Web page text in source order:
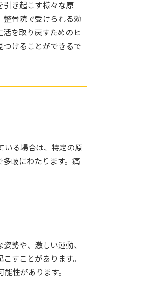
引き起こす様々な原
整骨院で受けられる効
を取り戻すためのヒ
つけることができるで
いる場合は、特定の原
岐にわたります。痛
勢や、激しい運動、
すことがあります。
性があります。